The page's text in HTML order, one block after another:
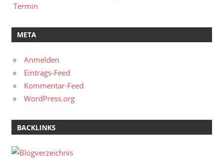
Termin
META
Anmelden
Eintrags-Feed
Kommentar-Feed
WordPress.org
BACKLINKS